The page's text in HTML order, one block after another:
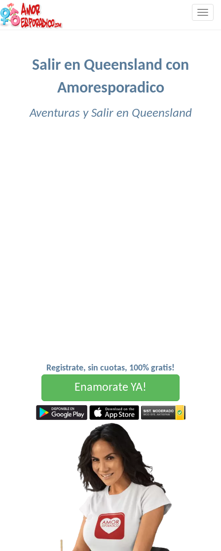
Salir en Queensland con
Amoresporadico
Aventuras y Salir en Queensland
Registrate, sin cuotas, 100% gratis!
Enamorate YA!